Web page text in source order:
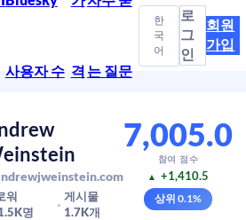
사용자 수 격 는 질문
한
국
어
로
그
인
회원
가입
워
명
게시물
1.7K개
7,005.0
참여 점수
▲ +1,410.5
상위 0.1%